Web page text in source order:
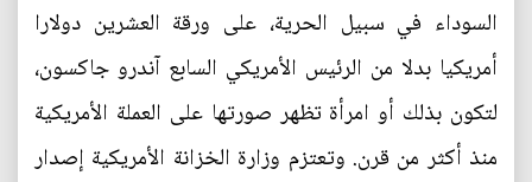
السوداء في سبيل الحرية، على ورقة العشرين دولارا
أمريكيا بدلا من الرئيس الأمريكي السابع آندرو جاكسون،
لتكون بذلك أو امرأة تظهر صورتها على العملة الأمريكية
منذ أكثر من قرن. وتعتزم وزارة الخزانة الأمريكية إصدار